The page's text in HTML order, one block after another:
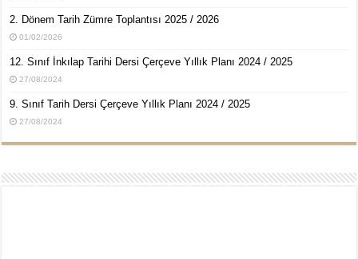
2. Dönem Tarih Zümre Toplantısı 2025 / 2026
01/02/2026
12. Sınıf İnkılap Tarihi Dersi Çerçeve Yıllık Planı 2024 / 2025
27/08/2024
9. Sınıf Tarih Dersi Çerçeve Yıllık Planı 2024 / 2025
27/08/2024